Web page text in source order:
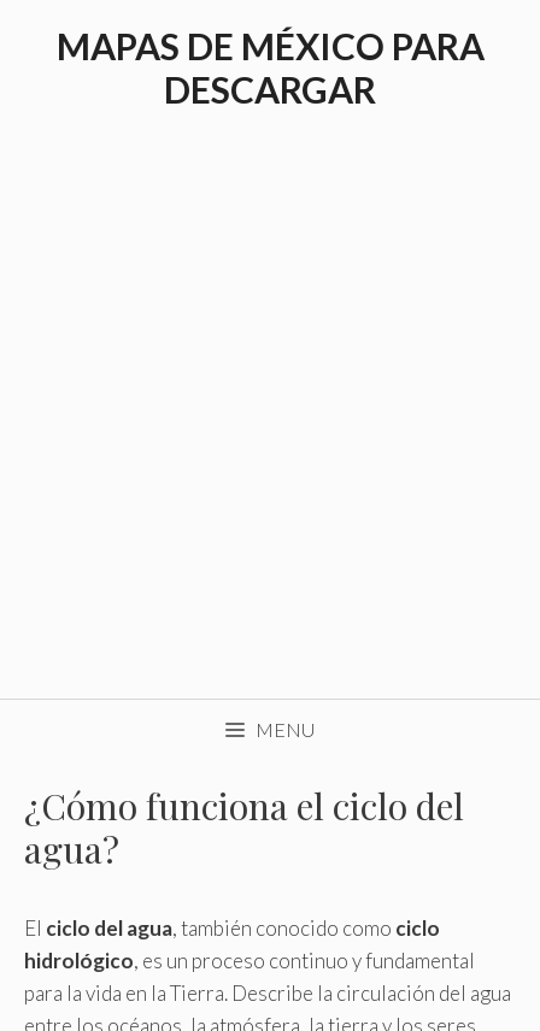
MAPAS DE MÉXICO PARA
DESCARGAR
MENU
¿Cómo funciona el ciclo del
agua?
El ciclo del agua, también conocido como ciclo
hidrológico, es un proceso continuo y fundamental
para la vida en la Tierra. Describe la circulación del agua
entre los océanos, la atmósfera, la tierra y los seres